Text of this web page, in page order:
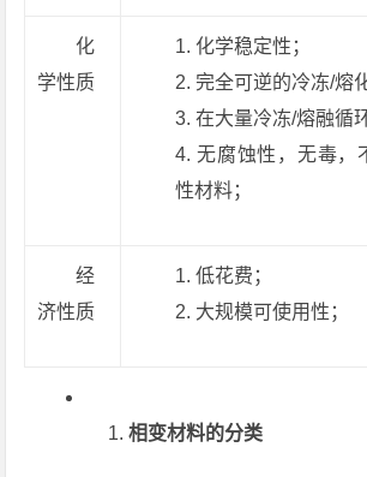
化
学性质
化学稳定性；
完全可逆的冷冻/熔
在大量冷冻/熔融循
无腐蚀性，无毒，
性材料；
经
济性质
低花费；
大规模可使用性；
相变材料的分类